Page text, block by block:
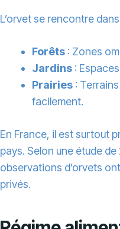
L’orvet se rencontre
Forêts : Zones
Jardins :
Prairies :
facilement.
En France, il est surtout
pays. Selon une étude
observations d’orvets
privés.